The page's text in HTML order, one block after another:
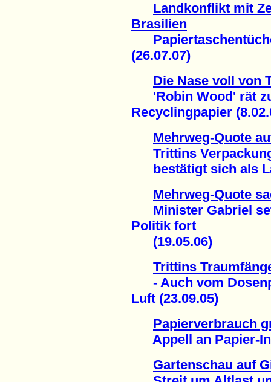
Landkonflikt mit
Brasilien
(26.07.07)
Die Nase voll von
'Robin Wood' rät
Recyclingpapier
Mehrweg-Quote
Trittins
bestätigt sich als
Mehrweg-Quote
Minister Gabriel
Politik fort
(19.05.06)
Trittins
- Auch vom
Luft (23.09.05)
Papierverbrauch
Appell an Papier-
Gartenschau auf